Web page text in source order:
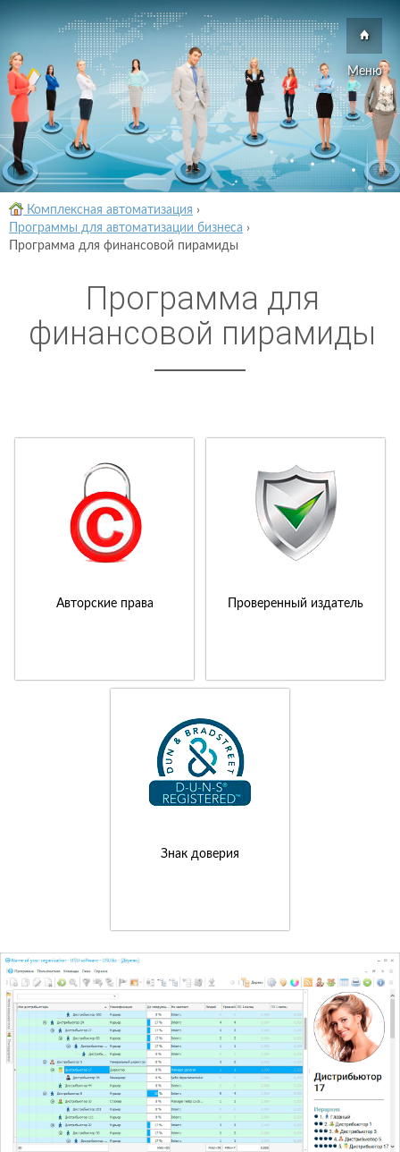
Меню
Комплексная автоматизация ›
Программы для автоматизации бизнеса ›
Программа для финансовой пирамиды
Программа для
финансовой пирамиды
Авторские права Проверенный издатель
Знак доверия